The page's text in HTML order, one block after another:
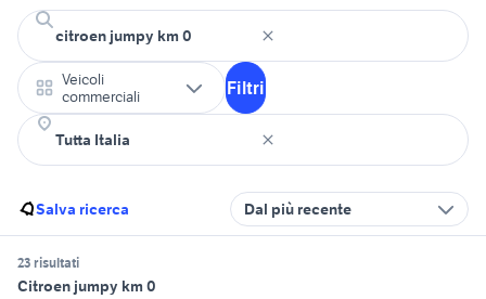
Veicoli
commerciali
Filtri
Salva ricerca Dal più recente
23 risultati
Citroen jumpy km 0